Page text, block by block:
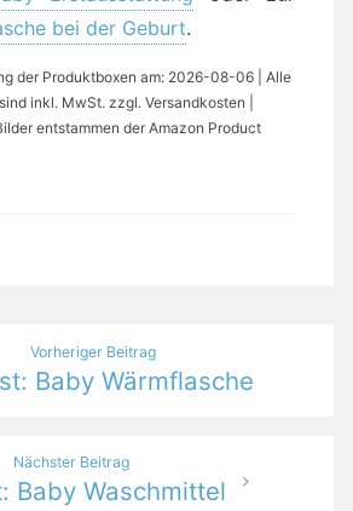
bei der Geburt.
der Produktboxen am: 2026-08-06 | Alle
inkl. MwSt. zzgl. Versandkosten |
entstammen der Amazon Product
Vorheriger Beitrag
Baby Wärmflasche
Nächster Beitrag
Baby Waschmittel